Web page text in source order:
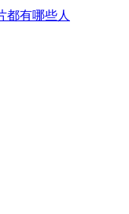
都有哪些人